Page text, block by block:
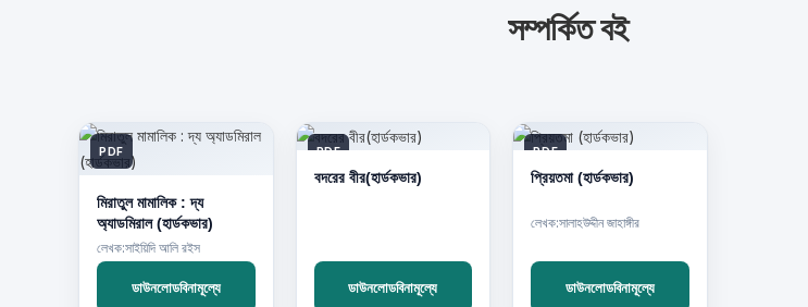
সম্পর্কিত বই
PDF
মিরাতুল মামালিক : দ্য
অ্যাডমিরাল (হার্ডকভার)
লেখক:সাইয়িদি আলি রইস
ডাউনলোডবিনামূল্যে
PDF
বদরের বীর(হার্ডকভার)
ডাউনলোডবিনামূল্যে
PDF
প্রিয়তমা (হার্ডকভার)
লেখক:সালাহউদ্দীন জাহাঙ্গীর
ডাউনলোডবিনামূল্যে